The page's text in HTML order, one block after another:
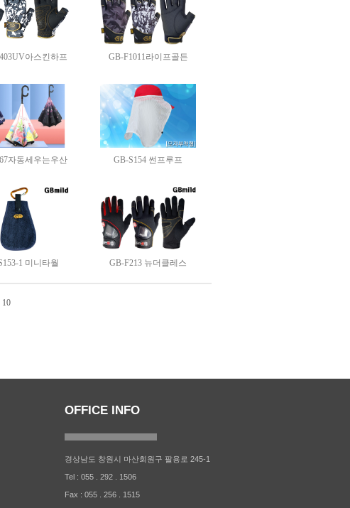
아스킨하프 GB-F1011라이프골든
자동세우는우산 GB-S154 썬프루프
1 미니타월 GB-F213 뉴더클레스
10
OFFICE INFO
경상남도 창원시 마산회원구 팔용로 245-1
Tel : 055 . 292 . 1506
Fax : 055 . 256 . 1515